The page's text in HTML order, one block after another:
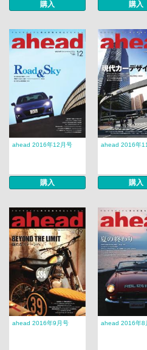
購入 購入
ahead 2016年12月号
購入
ahead 2016年
購入
ahead 2016年9月号 ahead 2016年8